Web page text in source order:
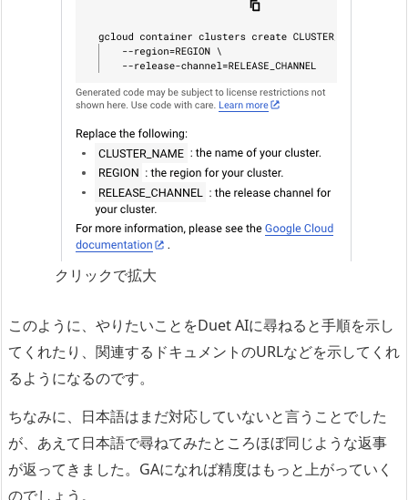
クリックで拡大
このように、やりたいことをDuet AIに尋ねると手順を示し
てくれたり、関連するドキュメントのURLなどを示してくれ
るようになるのです。
ちなみに、日本語はまだ対応していないと言うことでした
が、あえて日本語で尋ねてみたところほぼ同じような返事
が返ってきました。GAになれば精度はもっと上がっていく
のでしょう。